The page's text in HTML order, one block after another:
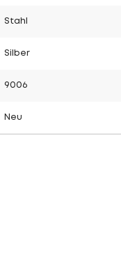
Stahl
Silber
9006
Neu